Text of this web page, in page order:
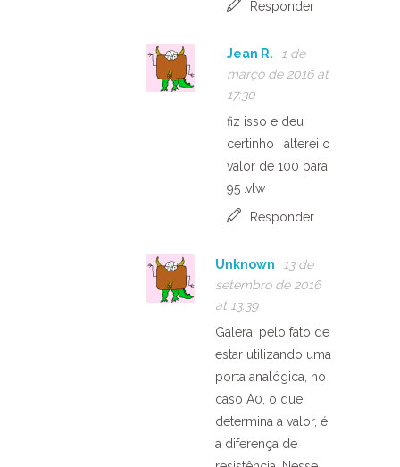
Responder
Jean R.
1 de
março de 2016 at
17:30
fiz isso e deu
certinho , alterei o
valor de 100 para
95 .vlw
Responder
Unknown
13 de
setembro de 2016
at 13:39
Galera, pelo fato de
estar utilizando uma
porta analógica, no
caso A0, o que
determina a valor, é
a diferença de